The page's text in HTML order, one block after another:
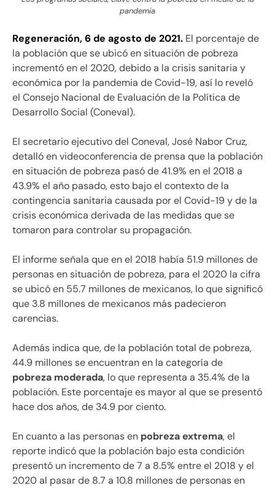
pandemia
Regeneración, 6 de agosto de 2021. El porcentaje de
la población que se ubicó en situación de pobreza
incrementó en el 2020, debido a la crisis sanitaria y
económica por la pandemia de Covid-19, así lo reveló
el Consejo Nacional de Evaluación de la Política de
Desarrollo Social (Coneval).
El secretario ejecutivo del Coneval, José Nabor Cruz,
detalló en videoconferencia de prensa que la población
en situación de pobreza pasó de 41.9% en el 2018 a
43.9% el año pasado, esto bajo el contexto de la
contingencia sanitaria causada por el Covid-19 y de la
crisis económica derivada de las medidas que se
tomaron para controlar su propagación.
El informe señala que en el 2018 había 51.9 millones de
personas en situación de pobreza, para el 2020 la cifra
se ubicó en 55.7 millones de mexicanos, lo que significó
que 3.8 millones de mexicanos más padecieron
carencias.
Además indica que, de la población total de pobreza,
44.9 millones se encuentran en la categoría de
pobreza moderada, lo que representa a 35.4% de la
población. Este porcentaje es mayor al que se presentó
hace dos años, de 34.9 por ciento.
En cuanto a las personas en pobreza extrema, el
reporte indicó que la población bajo esta condición
presentó un incremento de 7 a 8.5% entre el 2018 y el
2020 al pasar de 8.7 a 10.8 millones de personas en